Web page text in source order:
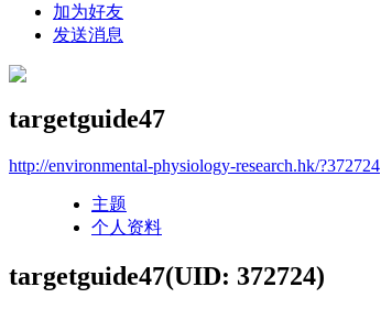
加为好友
发送消息
targetguide47
http://environmental-physiology-research.hk/?372724
主题
个人资料
targetguide47(UID: 372724)